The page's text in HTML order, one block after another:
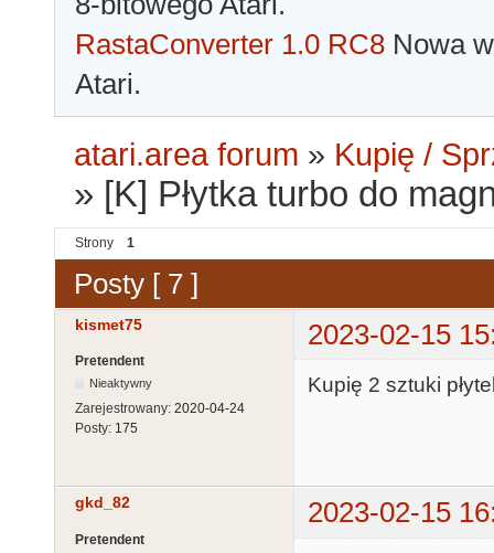
RastaConverter 1.0 RC8 Nowa
Atari.
atari.area forum » Kupię /
» [K] Płytka turbo do
Strony 1
Posty [ 7 ]
kismet75 2023-02-15
Pretendent
Nieaktywny
Zarejestrowany: 2020-04-24
Posty: 175
Kupię 2 sztuki
gkd_82 2023-02-15
Pretendent